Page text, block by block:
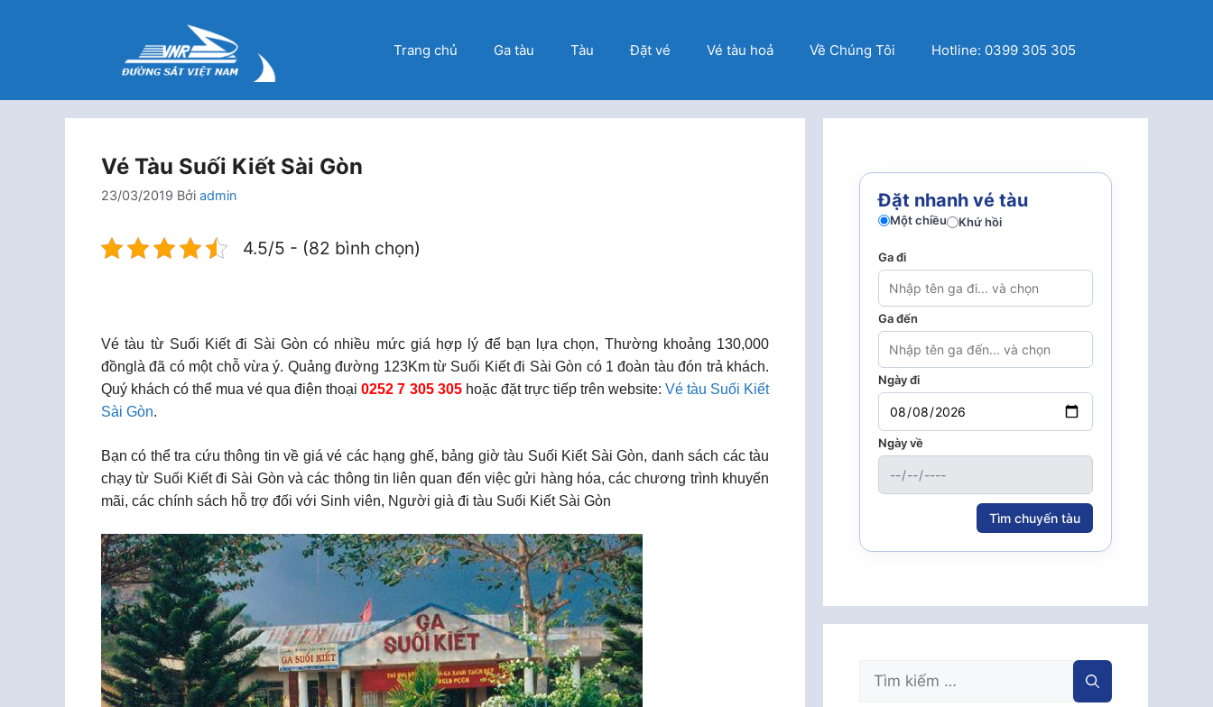
Trang chủ Ga tàu Tàu Đặt vé Vé tàu hoả Về Chúng Tôi Hotline: 0399 305 305
Vé Tàu Suối Kiết Sài Gòn
23/03/2019 Bởi admin
4.5/5 - (82 bình chọn)
Vé tàu từ Suối Kiết đi Sài Gòn có nhiều mức giá hợp lý để bạn lựa chọn, Thường khoảng 130,000
đồnglà đã có một chỗ vừa ý. Quảng đường 123Km từ Suối Kiết đi Sài Gòn có 1 đoàn tàu đón trả khách.
Quý khách có thể mua vé qua điện thoại0252 7 305 305hoặc đặt trực tiếp trên website: Vé tàu Suối Kiết
Sài Gòn.
Bạn có thể tra cứu thông tin về giá vé các hạng ghế, bảng giờ tàu Suối Kiết Sài Gòn, danh sách các tàu
chạy từ Suối Kiết đi Sài Gòn và các thông tin liên quan đến việc gửi hàng hóa, các chương trình khuyến
mãi, các chính sách hỗ trợ đối với Sinh viên, Người già đi tàu Suối Kiết Sài Gòn
Đặt nhanh vé tàu
Một chiều Khứ hồi
Ga đi
Ga đến
Ngày đi
Ngày về
Tìm chuyến tàu
Tìm